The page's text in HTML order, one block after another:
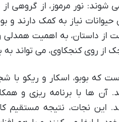
شوند: نور مرموز، از گروهی
حیوانات نیاز به کمک دارند و
از داستان، به اهمیت
از روی کنجکاوی، می تواند
که بوبو، اسکار و ریکو
آن ها با برنامه ریزی و
این نجات، نتیجه مستقیم